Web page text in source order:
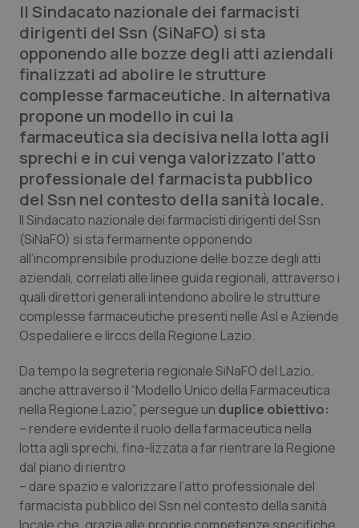
Studi e Analisi
Lettere al direttore
Edizioni Regionali
QS Pro
Professionisti Sanitari.AI
Abruzzo
Basilicata
Calabria
Emilia-Romagna
Friuli Venezia Giulia
Lazio
QS Pro Gold
Artrite & artrosi
Asma & BPCO
Colesterolo & coronaropatie
Dermatite Atopica
Diabete & glucometri
QS Club Newsletter
Il Sindacato nazionale dei farmacisti
dirigenti del Ssn (SiNaFO) si sta
opponendo alle bozze degli atti aziendali
finalizzati ad abolire le strutture
complesse farmaceutiche. In alternativa
propone un modello in cui la
farmaceutica sia decisiva nella lotta agli
sprechi e in cui venga valorizzato l’atto
professionale del farmacista pubblico
del Ssn nel contesto della sanità locale.
Il Sindacato nazionale dei farmacisti dirigenti del Ssn
(SiNaFO) si sta fermamente opponendo
all’incomprensibile produzione delle bozze degli atti
aziendali, correlati alle linee guida regionali, attraverso i
quali direttori generali intendono abolire le strutture
complesse farmaceutiche presenti nelle Asl e Aziende
Ospedaliere e Iirccs della Regione Lazio.
Da tempo la segreteria regionale SiNaFO del Lazio,
anche attraverso il “Modello Unico della Farmaceutica
nella Regione Lazio”, persegue un duplice obiettivo:
– rendere evidente il ruolo della farmaceutica nella
lotta agli sprechi, fina-lizzata a far rientrare la Regione
dal piano di rientro
– dare spazio e valorizzare l’atto professionale del
farmacista pubblico del Ssn nel contesto della sanità